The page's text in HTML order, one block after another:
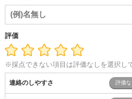
導体・制御）
警備・交通・建築・土
介護
その他
ス
士業・コンサルティング 金融・
ービス
専業主婦（夫）
営業
評価
※採点できない項目は評価なしを選択し
連絡のしやすさ